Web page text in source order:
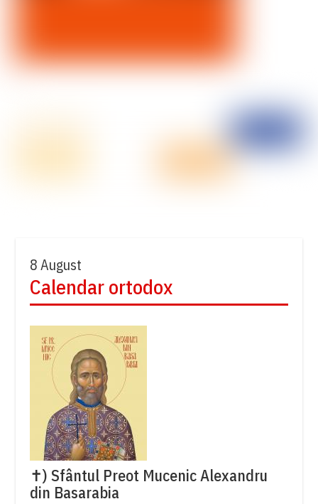
8 August
Calendar ortodox
✝) Sfântul Preot Mucenic Alexandru
din Basarabia